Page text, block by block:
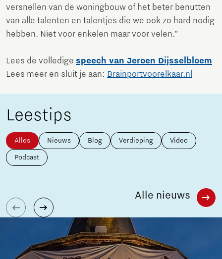
versnellen van de woningbouw of het beter benutten
van alle talenten en talentjes die we ook zo hard nodig
hebben. Niet voor enkelen maar voor velen.”
Lees de volledige speech van Jeroen Dijsselbloem
Lees meer en sluit je aan: Brainportvoorelkaar.nl
Leestips
Alles Nieuws Blog Verdieping Video
Podcast
Alle nieuws